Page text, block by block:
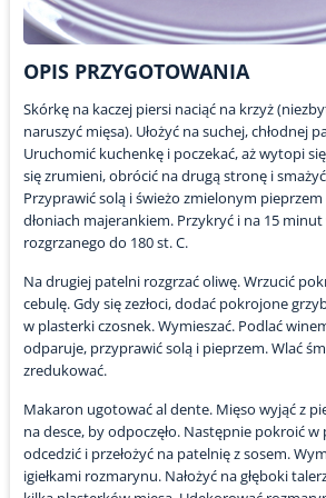
OPIS PRZYGOTOWANIA
Skórkę na kaczej piersi naciąć na krzyż
naruszyć mięsa). Ułożyć na suchej, chłodnej
Uruchomić kuchenkę i poczekać, aż wytopi
się zrumieni, obrócić na drugą stronę i
Przyprawić solą i świeżo zmielonym
dłoniach majerankiem. Przykryć i na 15
rozgrzanego do 180 st. C.
Na drugiej patelni rozgrzać oliwę. Wrzucić
cebulę. Gdy się zezłoci, dodać pokrojone
w plasterki czosnek. Wymieszać. Podlać
odparuje, przyprawić solą i pieprzem. Wlać
zredukować.
Makaron ugotować al dente. Mięso wyjąć z
na desce, by odpoczęło. Następnie pokroić
odcedzić i przełożyć na patelnię z sosem.
igiełkami rozmarynu. Nałożyć na głęboki